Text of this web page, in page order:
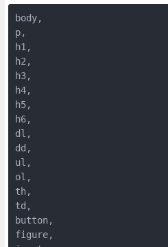
body,
p,
h1,
h2,
h3,
h4,
h5,
h6,
dl,
dd,
ul,
ol,
th,
td,
button,
figure,